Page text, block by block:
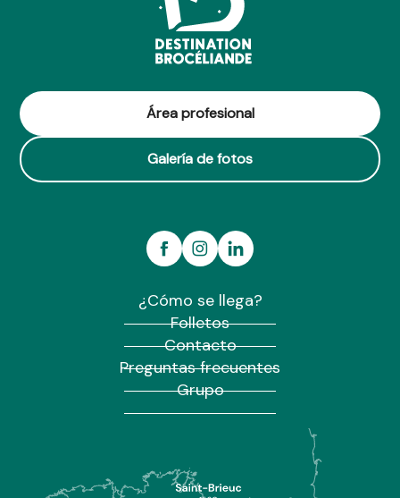
Liesliou - Créations de Bijoux
Atelier Galerie d'art Anne Courtine
Atelier Jouvenaud - Girouettes, luminaires, décor du jardin
Les copeaux de Merlin
Jacqueline Rezeau
Au Fil des Créations
Les mystères de Brocéliande - boutique d'artisanat et
Área profesional
Galería de fotos
¿Cómo se llega?
Folletos
Contacto
Preguntas frecuentes
Grupo